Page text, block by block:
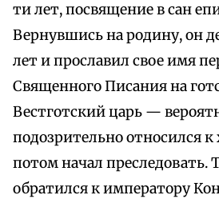
ти лет, посвящение в сан
Вернувшись на родину, он
лет и прославил свое имя
Священного Писания на
Вестготский царь —
подозрительно относился к
потом начал преследовать.
обратился к императору